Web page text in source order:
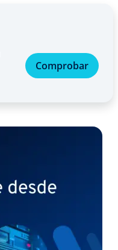
Comprobar